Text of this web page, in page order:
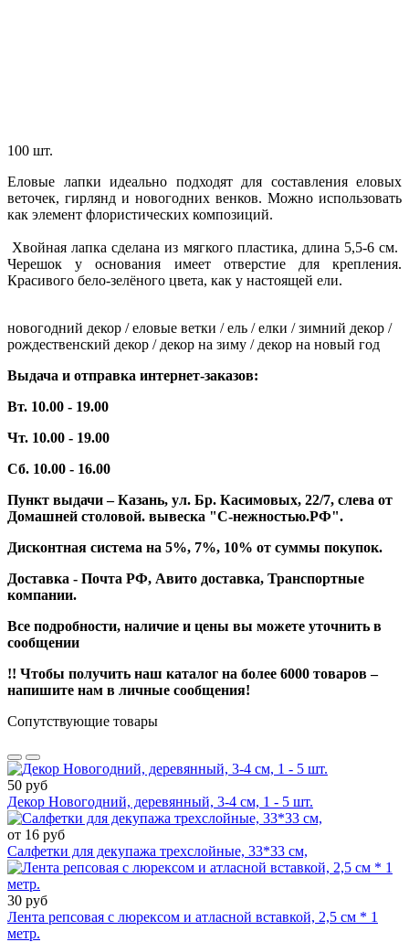
100 шт.
Еловые лапки идеально подходят для составления еловых
веточек, гирлянд и новогодних венков. Можно использовать
как элемент флористических композиций.
Хвойная лапка сделана из мягкого пластика, длина 5,5-6 см.
Черешок у основания имеет отверстие для крепления.
Красивого бело-зелёного цвета, как у настоящей ели.
новогодний декор / еловые ветки / ель / елки / зимний декор /
рождественский декор / декор на зиму / декор на новый год
Выдача и отправка интернет-заказов:
Вт. 10.00 - 19.00
Чт. 10.00 - 19.00
Сб. 10.00 - 16.00
Пункт выдачи – Казань, ул. Бр. Касимовых, 22/7, слева от
Домашней столовой. вывеска "С-нежностью.РФ".
Дисконтная система на 5%, 7%, 10% от суммы покупок.
Доставка - Почта РФ, Авито доставка, Транспортные
компании.
Все подробности, наличие и цены вы можете уточнить в
сообщении
!! Чтобы получить наш каталог на более 6000 товаров –
напишите нам в личные сообщения!
Сопутствующие товары
50 руб
Декор Новогодний, деревянный, 3-4 см, 1 - 5 шт.
от 16 руб
Салфетки для декупажа трехслойные, 33*33 см,
30 руб
Лента репсовая с люрексом и атласной вставкой, 2,5 см * 1
метр.